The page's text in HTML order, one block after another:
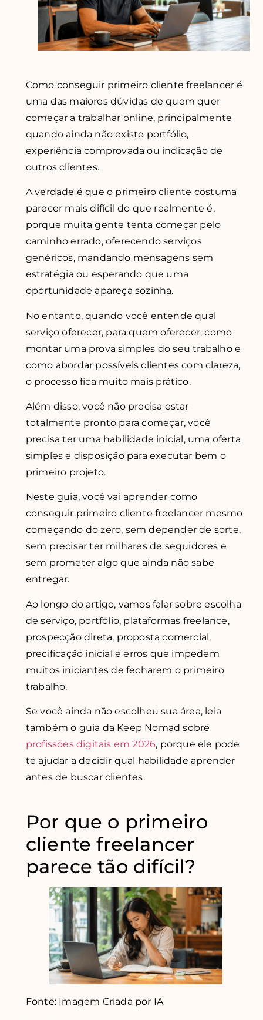
Como conseguir primeiro cliente freelancer é
uma das maiores dúvidas de quem quer
começar a trabalhar online, principalmente
quando ainda não existe portfólio,
experiência comprovada ou indicação de
outros clientes.
A verdade é que o primeiro cliente costuma
parecer mais difícil do que realmente é,
porque muita gente tenta começar pelo
caminho errado, oferecendo serviços
genéricos, mandando mensagens sem
estratégia ou esperando que uma
oportunidade apareça sozinha.
No entanto, quando você entende qual
serviço oferecer, para quem oferecer, como
montar uma prova simples do seu trabalho e
como abordar possíveis clientes com clareza,
o processo fica muito mais prático.
Além disso, você não precisa estar
totalmente pronto para começar, você
precisa ter uma habilidade inicial, uma oferta
simples e disposição para executar bem o
primeiro projeto.
Neste guia, você vai aprender como
conseguir primeiro cliente freelancer mesmo
começando do zero, sem depender de sorte,
sem precisar ter milhares de seguidores e
sem prometer algo que ainda não sabe
entregar.
Ao longo do artigo, vamos falar sobre escolha
de serviço, portfólio, plataformas freelance,
prospecção direta, proposta comercial,
precificação inicial e erros que impedem
muitos iniciantes de fecharem o primeiro
trabalho.
Se você ainda não escolheu sua área, leia
também o guia da Keep Nomad sobre
profissões digitais em 2026, porque ele pode
te ajudar a decidir qual habilidade aprender
antes de buscar clientes.
Por que o primeiro
cliente freelancer
parece tão difícil?
Fonte: Imagem Criada por IA